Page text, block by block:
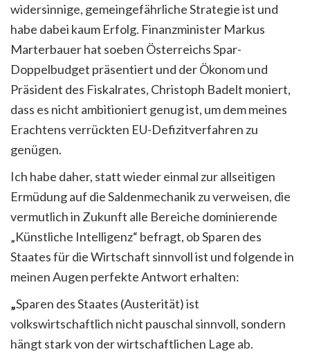
widersinnige, gemeingefährliche Strategie ist und
habe dabei kaum Erfolg. Finanzminister Markus
Marterbauer hat soeben Österreichs Spar-
Doppelbudget präsentiert und der Ökonom und
Präsident des Fiskalrates, Christoph Badelt moniert,
dass es nicht ambitioniert genug ist, um dem meines
Erachtens verrückten EU-Defizitverfahren zu
genügen.
Ich habe daher, statt wieder einmal zur allseitigen
Ermüdung auf die Saldenmechanik zu verweisen, die
vermutlich in Zukunft alle Bereiche dominierende
„Künstliche Intelligenz“ befragt, ob Sparen des
Staates für die Wirtschaft sinnvoll ist und folgende in
meinen Augen perfekte Antwort erhalten:
„Sparen des Staates (Austerität) ist
volkswirtschaftlich nicht pauschal sinnvoll, sondern
hängt stark von der wirtschaftlichen Lage ab.